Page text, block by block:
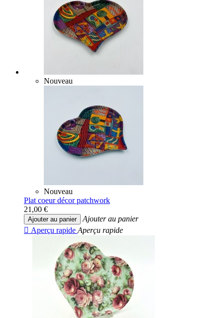
Nouveau
Nouveau
Plat coeur décor patchwork
21,00 €
Ajouter au panier
Ajouter au panier
 Aperçu rapide Aperçu rapide